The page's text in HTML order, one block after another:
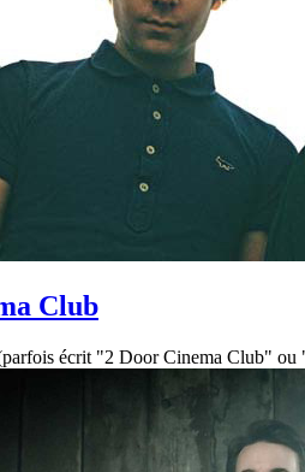
Club
écrit "2 Door Cinema Club" ou